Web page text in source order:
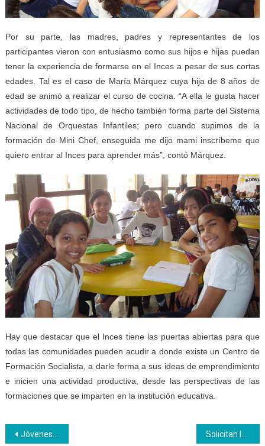
Por su parte, las madres, padres y representantes de los
participantes vieron con entusiasmo como sus hijos e hijas puedan
tener la experiencia de formarse en el Inces a pesar de sus cortas
edades. Tal es el caso de María Márquez cuya hija de 8 años de
edad se animó a realizar el curso de cocina. “A ella le gusta hacer
actividades de todo tipo, de hecho también forma parte del Sistema
Nacional de Orquestas Infantiles; pero cuando supimos de la
formación de Mini Chef, enseguida me dijo mami inscríbeme que
quiero entrar al Inces para aprender más”, contó Márquez.
Hay que destacar que el Inces tiene las puertas abiertas para que
todas las comunidades pueden acudir a donde existe un Centro de
Formación Socialista, a darle forma a sus ideas de emprendimiento
e inicien una actividad productiva, desde las perspectivas de las
formaciones que se imparten en la institución educativa.
Navegación
Jóvenes chambistas proponen construir el país desde el liderazgo